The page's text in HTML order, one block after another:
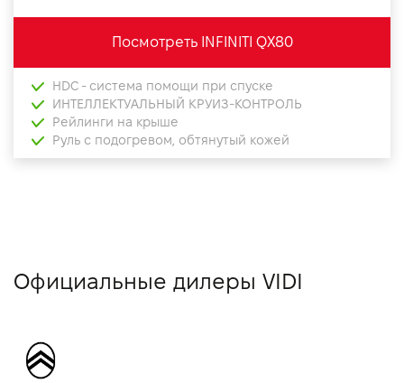
Посмотреть INFINITI QX80
HDC - система помощи при спуске
ИНТЕЛЛЕКТУАЛЬНЫЙ КРУИЗ-КОНТРОЛЬ
Рейлинги на крыше
Руль с подогревом, обтянутый кожей
Официальные дилеры VIDI